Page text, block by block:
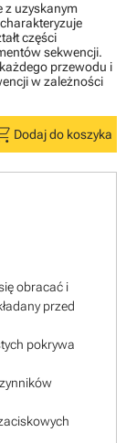
z uzyskanym
części
sekwencji.
przewodu i
w zależności
Dodaj do koszyka
obracać i
przed
pokrywa